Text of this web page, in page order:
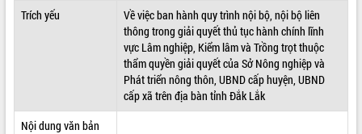
VĂN BẢN HĐND TỈNH
Trích yếu
Về việc ban hành quy trình nội bộ, nội bộ liên
thông trong giải quyết thủ tục hành chính lĩnh
vực Lâm nghiệp, Kiểm lâm và Trồng trọt thuộc
thẩm quyền giải quyết của Sở Nông nghiệp và
Phát triển nông thôn, UBND cấp huyện, UBND
cấp xã trên địa bàn tỉnh Đắk Lắk
Nội dung văn bản